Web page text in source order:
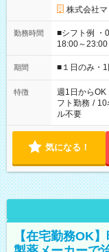
株式会社
勤務時間
■シフト例 ・
18:00～
etc ★最短で3時間で5,120円のお仕事から 15時間で2万円近く稼
げるお仕事も！ ご希望のお時間に合わせてご紹介！
ください！
期間 ■１日のみ・1
特徴 週1日からOK
フト勤務 / 10
ル不要
気になる！
【在宅勤務OK